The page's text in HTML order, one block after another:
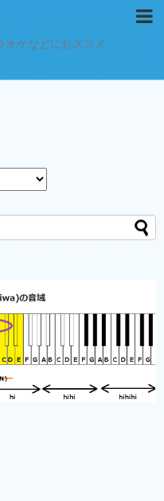
オケなどにおススメ